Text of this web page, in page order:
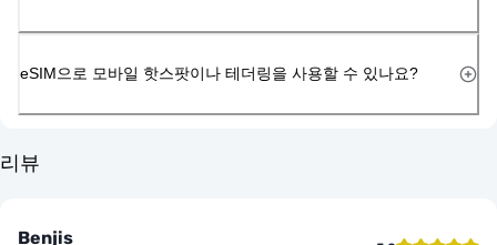
eSIM으로 모바일 핫스팟이나 테더링을 사용할 수 있나요?
리뷰
Benjis